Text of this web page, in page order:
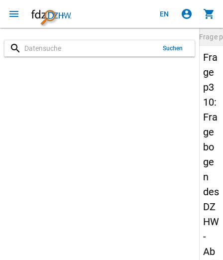
menu EN account_circle shopping_cart
search Suchen
Frage
Fra
ge
p3
10:
Fra
ge
bo
ge
n
des
DZ
HW
-
Ab